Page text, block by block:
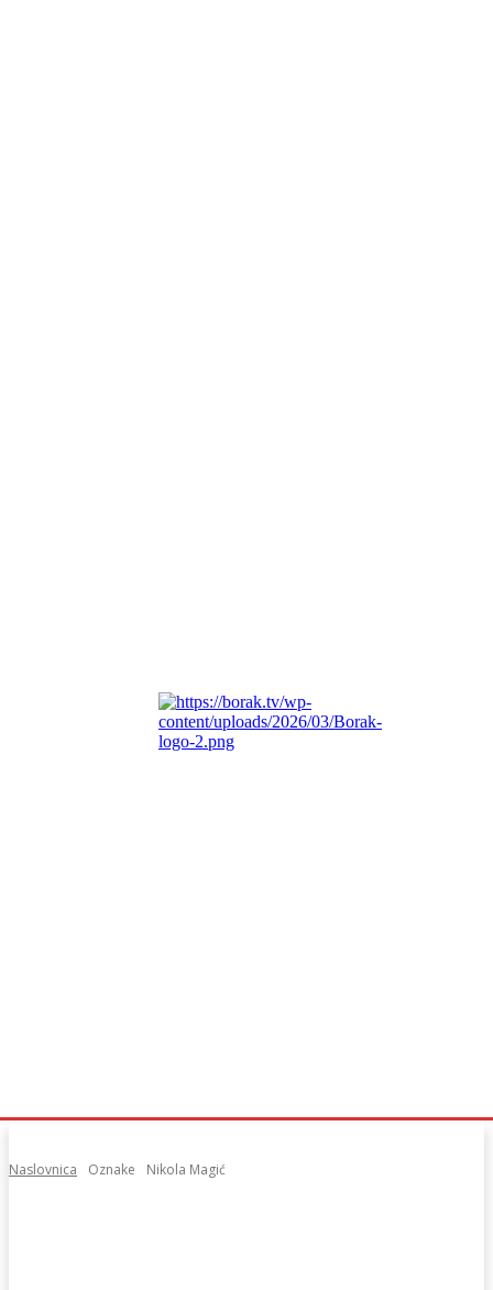
Naslovnica Oznake Nikola Magić